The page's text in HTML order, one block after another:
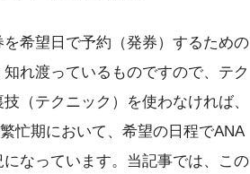
希望日で予約（発券）するための
れ渡っているものですので、テク
（テクニック）を使わなければ、
忙期において、希望の日程でANA
なっています。当記事では、この